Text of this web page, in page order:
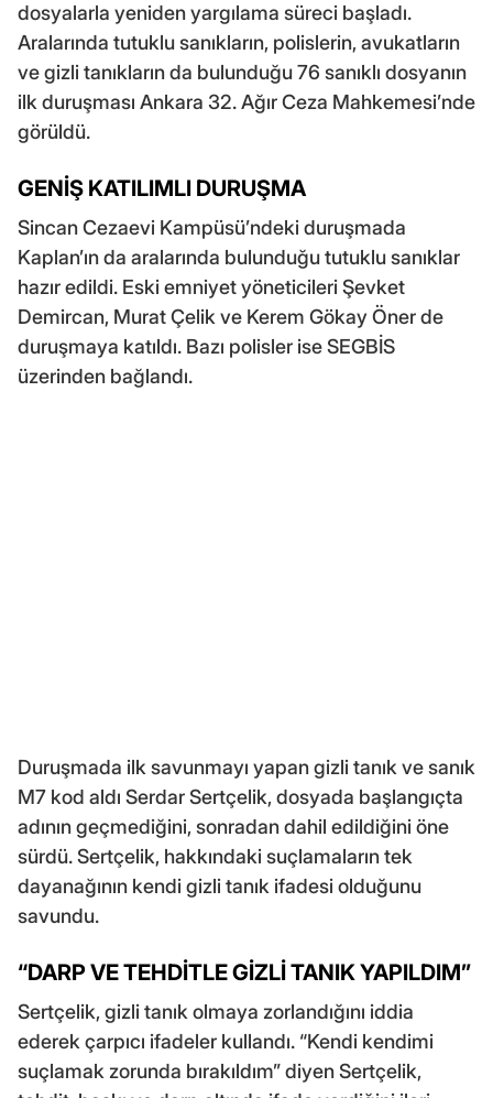
dosyalarla yeniden yargılama süreci başladı.
Aralarında tutuklu sanıkların, polislerin, avukatların
ve gizli tanıkların da bulunduğu 76 sanıklı dosyanın
ilk duruşması Ankara 32. Ağır Ceza Mahkemesi’nde
görüldü.
GENİŞ KATILIMLI DURUŞMA
Sincan Cezaevi Kampüsü’ndeki duruşmada
Kaplan’ın da aralarında bulunduğu tutuklu sanıklar
hazır edildi. Eski emniyet yöneticileri Şevket
Demircan, Murat Çelik ve Kerem Gökay Öner de
duruşmaya katıldı. Bazı polisler ise SEGBİS
üzerinden bağlandı.
Duruşmada ilk savunmayı yapan gizli tanık ve sanık
M7 kod aldı Serdar Sertçelik, dosyada başlangıçta
adının geçmediğini, sonradan dahil edildiğini öne
sürdü. Sertçelik, hakkındaki suçlamaların tek
dayanağının kendi gizli tanık ifadesi olduğunu
savundu.
“DARP VE TEHDİTLE GİZLİ TANIK YAPILDIM”
Sertçelik, gizli tanık olmaya zorlandığını iddia
ederek çarpıcı ifadeler kullandı. “Kendi kendimi
suçlamak zorunda bırakıldım” diyen Sertçelik,